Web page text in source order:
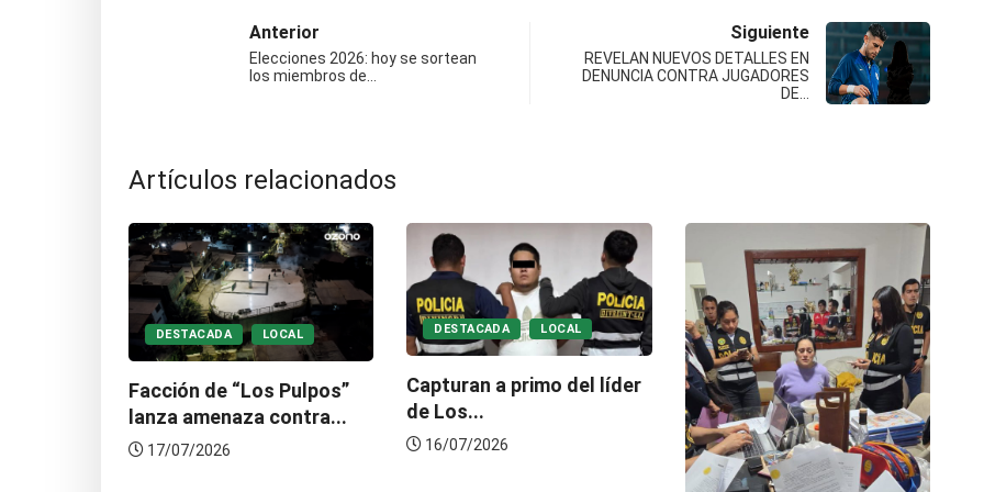
Anterior
Elecciones 2026: hoy se sortean
los miembros de…
Siguiente
REVELAN NUEVOS DETALLES EN
DENUNCIA CONTRA JUGADORES
DE…
Artículos relacionados
DESTACADA LOCAL
Capturan a primo del líder
de Los...
16/07/2026
DESTACADA LOCAL
Facción de “Los Pulpos”
lanza amenaza contra...
17/07/2026